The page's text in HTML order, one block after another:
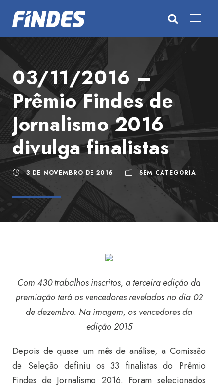
03/11/2016 –
Prêmio Findes de
Jornalismo 2016
divulga finalistas
3 DE NOVEMBRO DE 2016 SEM CATEGORIA
Com 430 trabalhos inscritos, a terceira edição da
premiação terá os vencedores revelados no dia 02
de dezembro. Na imagem, os vencedores da
edição 2015
Depois de quase um mês de análise, a Comissão
de Seleção definiu os 33 finalistas do Prêmio
Findes de Jornalismo 2016. Foram selecionados